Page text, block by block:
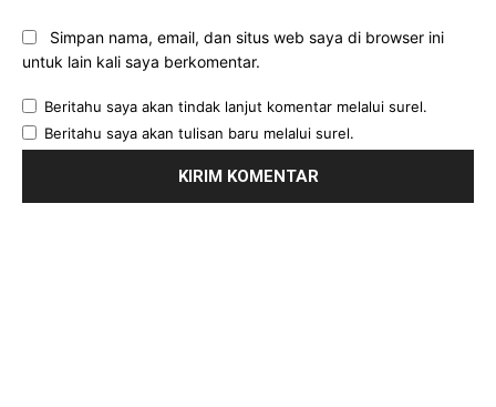
Simpan nama, email, dan situs web saya di browser ini
untuk lain kali saya berkomentar.
Beritahu saya akan tindak lanjut komentar melalui surel.
Beritahu saya akan tulisan baru melalui surel.